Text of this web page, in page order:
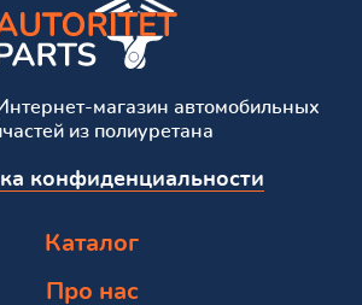
магазин автомобильных
из полиуретана
конфиденциальности
Каталог
Про нас